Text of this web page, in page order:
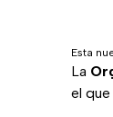
Esta
La
el